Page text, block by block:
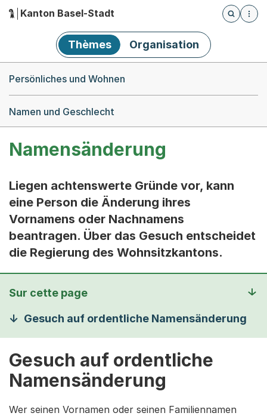
Hauptnavigation
Kanton Basel-Stadt
Öffnet
Thèmes Organisation
Persönliches und Wohnen
Namen und Geschlecht
Namensänderung
Liegen achtenswerte Gründe vor, kann
eine Person die Änderung ihres
Vornamens oder Nachnamens
beantragen. Über das Gesuch entscheidet
die Regierung des Wohnsitzkantons.
Sur cette page
Gesuch auf ordentliche Namensänderung
Gesuch auf ordentliche
Namensänderung
Wer seinen Vornamen oder seinen Familiennamen